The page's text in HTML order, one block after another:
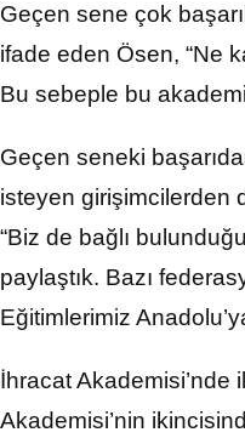
Geçen sene çok
ifade eden Ösen, “Ne
Bu sebeple bu
Geçen seneki
isteyen girişimcilerden
“Biz de bağlı
paylaştık. Bazı
Eğitimlerimiz
İhracat Akademisi’nde
Akademisi’nin